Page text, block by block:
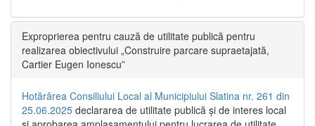
Exproprierea pentru cauză de utilitate publică pentru
realizarea obiectivului „Construire parcare supraetajată,
Cartier Eugen Ionescu”
Hotărârea Consiliului Local al Municipiului Slatina nr. 261 din
25.06.2025 declararea de utilitate publică și de interes local